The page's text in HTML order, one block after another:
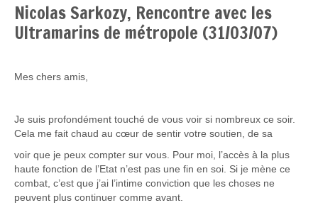
Nicolas Sarkozy, Rencontre avec les
Ultramarins de métropole (31/03/07)
Mes chers amis,
Je suis profondément touché de vous voir si nombreux ce soir.
Cela me fait chaud au cœur de sentir votre soutien, de sa
voir que je peux compter sur vous. Pour moi, l’accès à la plus
haute fonction de l’Etat n’est pas une fin en soi. Si je mène ce
combat, c’est que j’ai l’intime conviction que les choses ne
peuvent plus continuer comme avant.